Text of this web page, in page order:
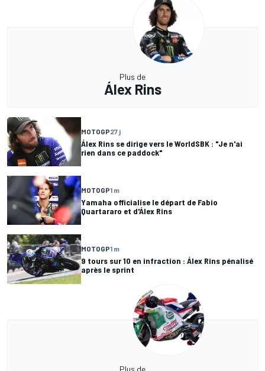
Plus de
Álex Rins
MOTOGP27 j
Álex Rins se dirige vers le WorldSBK : "Je n'ai
rien dans ce paddock"
MOTOGP1 m
Yamaha officialise le départ de Fabio
Quartararo et d'Álex Rins
MOTOGP1 m
9 tours sur 10 en infraction : Álex Rins pénalisé
après le sprint
Plus de